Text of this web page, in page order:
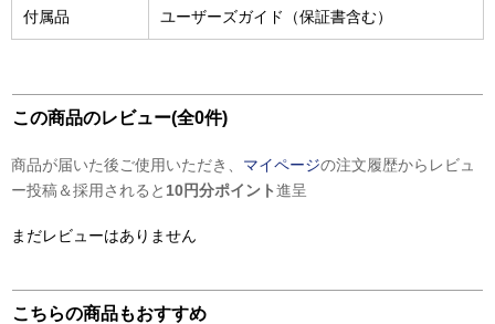
付属品 ユーザーズガイド（保証書含む）
この商品のレビュー(全0件)
商品が届いた後ご使用いただき、 マイページの注文履歴からレビュ
ー投稿＆採用されると 10円分ポイント進呈
まだレビューはありません
こちらの商品もおすすめ